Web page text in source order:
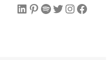
فیس‌بوک اینستاگرم توییتر اسپاتیفای پینترست لینکداین